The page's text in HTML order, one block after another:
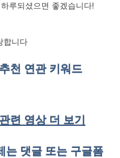
루되셨으면 좋겠습니다!
합니다
천 연관 키워드
련 영상 더 보기
는 댓글 또는 구글폼